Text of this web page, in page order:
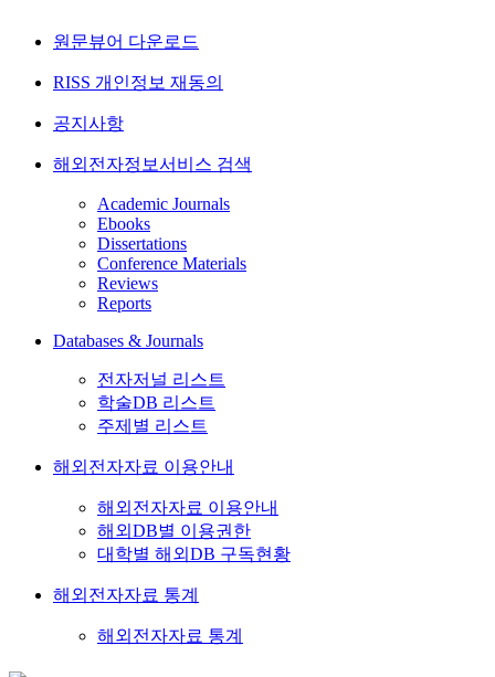
원문뷰어 다운로드
RISS 개인정보 재동의
공지사항
해외전자정보서비스 검색
Academic Journals
Ebooks
Dissertations
Conference Materials
Reviews
Reports
Databases & Journals
전자저널 리스트
학술DB 리스트
주제별 리스트
해외전자자료 이용안내
해외전자자료 이용안내
해외DB별 이용권한
대학별 해외DB 구독현황
해외전자자료 통계
해외전자자료 통계